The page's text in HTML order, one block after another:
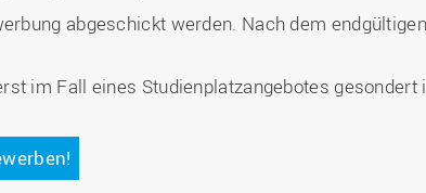
abgeschickt werden. Nach dem
im Fall eines Studienplatzangebotes gesondert